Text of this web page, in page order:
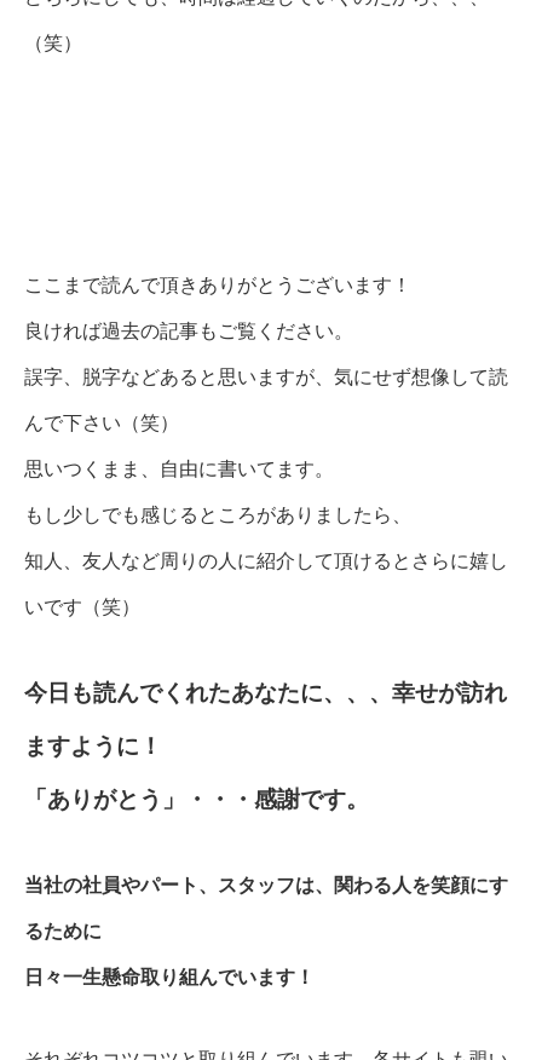
（笑）
ここまで読んで頂きありがとうございます！
良ければ過去の記事もご覧ください。
誤字、脱字などあると思いますが、気にせず想像して読
んで下さい（笑）
思いつくまま、自由に書いてます。
もし少しでも感じるところがありましたら、
知人、友人など周りの人に紹介して頂けるとさらに嬉し
いです（笑）
今日も読んでくれたあなたに、、、幸せが訪れ
ますように！
「ありがとう」・・・感謝です。
当社の社員やパート、スタッフは、関わる人を笑顔にす
るために
日々一生懸命取り組んでいます！